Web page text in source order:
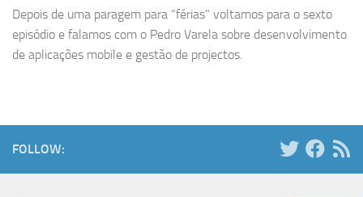
Depois de uma paragem para “férias” voltamos para o sexto
episódio e falamos com o Pedro Varela sobre desenvolvimento
de aplicações mobile e gestão de projectos.
FOLLOW: